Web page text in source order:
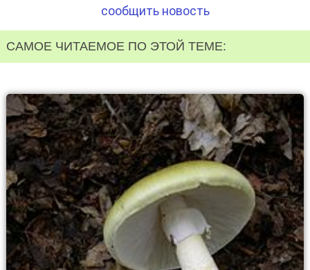
сообщить новость
САМОЕ ЧИТАЕМОЕ ПО ЭТОЙ ТЕМЕ: